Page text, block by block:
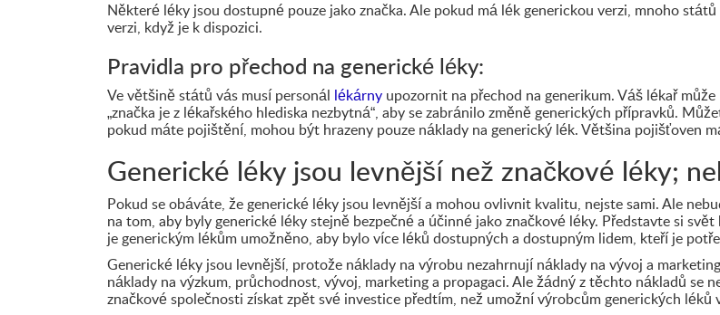
Některé léky jsou dostupné pouze jako značka. Ale pokud má lék generickou verzi, mnoho
verzi, když je k dispozici.
Pravidla pro přechod na generické léky:
Ve většině států vás musí personál lékárny upozornit na přechod na generikum. Váš lékař
„značka je z lékařského hlediska nezbytná“, aby se zabránilo změně generických přípravků.
pokud máte pojištění, mohou být hrazeny pouze náklady na generický lék. Většina pojišťoven
Generické léky jsou levnější než značkové léky;
Pokud se obáváte, že generické léky jsou levnější a mohou ovlivnit kvalitu, nejste sami. Ale
na tom, aby byly generické léky stejně bezpečné a účinné jako značkové léky. Představte si
je generickým lékům umožněno, aby bylo více léků dostupných a dostupným lidem, kteří je
Generické léky jsou levnější, protože náklady na výrobu nezahrnují náklady na vývoj a
náklady na výzkum, průchodnost, vývoj, marketing a propagaci. Ale žádný z těchto nákladů se
značkové společnosti získat zpět své investice předtím, než umožní výrobcům generických